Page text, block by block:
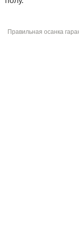
Правильная осанка